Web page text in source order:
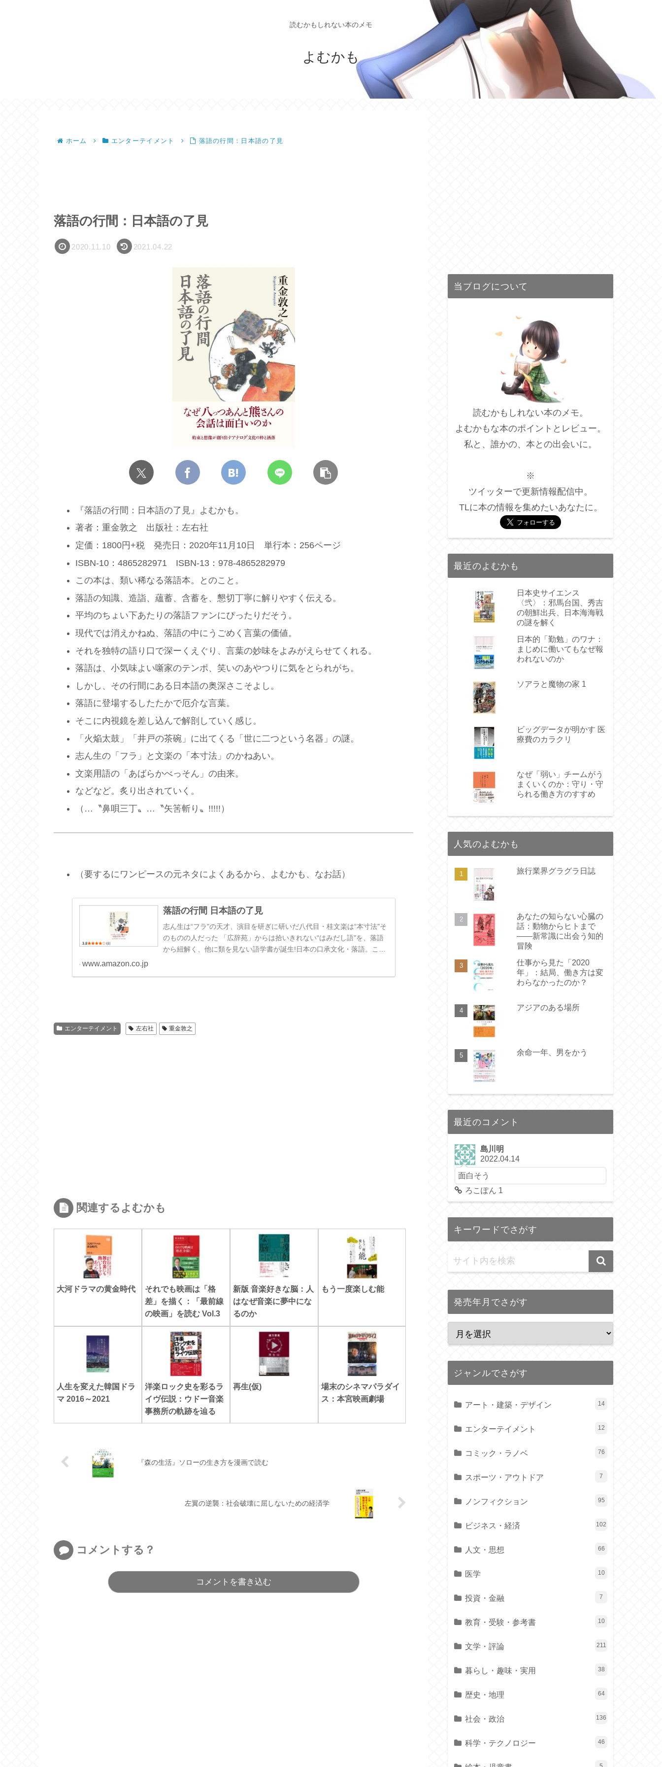
読むかもしれない本のメモ
よむかも
ホーム エンターテイメント 落語の行間：日本語の了見
落語の行間：日本語の了見
2020.11.10 2021.04.22
『落語の行間：日本語の了見』よむかも。
著者：重金敦之 出版社：左右社
定価：1800円+税 発売日：2020年11月10日 単行本：256ページ
ISBN-10：4865282971 ISBN-13：978-4865282979
この本は、類い稀なる落語本。とのこと。
落語の知識、造詣、蘊蓄、含蓄を、懇切丁寧に解りやすく伝える。
平均のちょい下あたりの落語ファンにぴったりだそう。
現代では消えかねぬ、落語の中にうごめく言葉の価値。
それを独特の語り口で深ーくえぐり、言葉の妙味をよみがえらせてくれる。
落語は、小気味よい噺家のテンポ、笑いのあやつりに気をとられがち。
しかし、その行間にある日本語の奥深さこそよし。
落語に登場するしたたかで厄介な言葉。
そこに内視鏡を差し込んで解剖していく感じ。
「火焔太鼓」「井戸の茶碗」に出てくる「世に二つという名器」の謎。
志ん生の「フラ」と文楽の「本寸法」のかねあい。
文楽用語の「あばらかべっそん」の由来。
などなど。炙り出されていく。
（…〝鼻唄三丁〟…〝矢筈斬り〟!!!!!）
（要するにワンピースの元ネタによくあるから、よむかも、なお話）
落語の行間 日本語の了見
志ん生は“フラ"の天才、演目を研ぎに研いだ八代目・桂文楽は“本寸法"そ
のものの人だった 「広辞苑」からは拾いきれない“はみだし語"を、落語
から紐解く、他に類を見ない語学書が誕生!日本の口承文化・落語。この
www.amazon.co.jp
エンターテイメント 左右社 重金敦之
関連するよむかも
大河ドラマの黄金時代
それでも映画は「格
差」を描く：「最前線
の映画」を読む Vol.3
新版 音楽好きな脳：人
はなぜ音楽に夢中にな
るのか
もう一度楽しむ能
人生を変えた韓国ドラ
マ 2016～2021
洋楽ロック史を彩るラ
イヴ伝説：ウドー音楽
事務所の軌跡を辿る
再生(仮)
場末のシネマパラダイ
ス：本宮映画劇場
『森の生活』ソローの生き方を漫画で読む
左翼の逆襲：社会破壊に屈しないための経済学
コメントする？
コメントを書き込む
当ブログについて
読むかもしれない本のメモ。
よむかもな本のポイントとレビュー。
私と、誰かの、本との出会いに。
※
ツイッターで更新情報配信中。
TLに本の情報を集めたいあなたに。
最近のよむかも
日本史サイエンス
〈弐〉：邪馬台国、秀吉
の朝鮮出兵、日本海海戦
の謎を解く
日本的「勤勉」のワナ：
まじめに働いてもなぜ報
われないのか
ソアラと魔物の家 1
ビッグデータが明かす 医
療費のカラクリ
なぜ「弱い」チームがう
まくいくのか：守り・守
られる働き方のすすめ
人気のよむかも
旅行業界グラグラ日誌
あなたの知らない心臓の
話：動物からヒトまで
――新常識に出会う知的
冒険
仕事から見た「2020
年」：結局、働き方は変
わらなかったのか？
アジアのある場所
余命一年、男をかう
最近のコメント
島川明
2022.04.14
面白そう
ろこぽん 1
キーワードでさがす
発売年月でさがす
ジャンルでさがす
アート・建築・デザイン 14
エンターテイメント 12
コミック・ラノベ 76
スポーツ・アウトドア 7
ノンフィクション 95
ビジネス・経済 102
人文・思想 66
医学 10
投資・金融 7
教育・受験・参考書 10
文学・評論 211
暮らし・趣味・実用 38
歴史・地理 64
社会・政治 136
科学・テクノロジー 46